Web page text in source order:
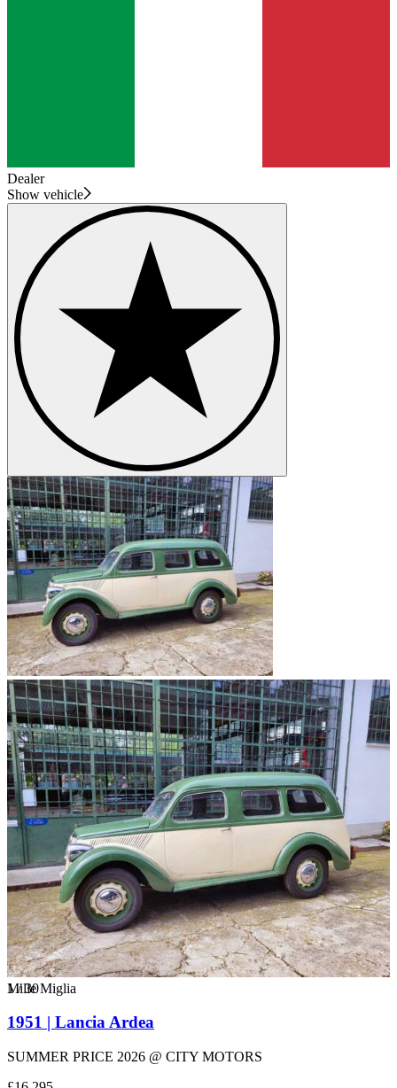
Dealer
Show vehicle
1/30
Mille Miglia
1951 | Lancia Ardea
SUMMER PRICE 2026 @ CITY MOTORS